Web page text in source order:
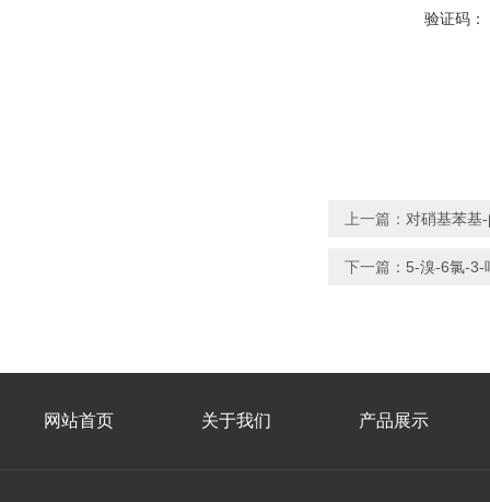
验证码：
上一篇： 对硝基苯基
下一篇： 5-溴-6氯-3-
网站首页 关于我们 产品展示